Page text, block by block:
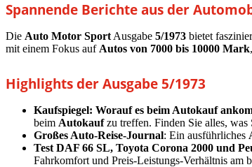
Spannende Berichte aus der
Die Auto Motor Sport Ausgabe 5/1973 bietet
mit einem Fokus auf Autos von 7000 bis 10000 Mark
Highlights der Ausgabe 5/1973
Kaufspiegel: Worauf es beim Autokauf
beim Autokaufzu treffen. Finden Sie alles, was
Großes Auto-Reise-Journal: Ein ausführliches
Test DAF 66 SL, Toyota Corona 2000 und
Fahrkomfort und Preis-Leistungs-Verhältnis am